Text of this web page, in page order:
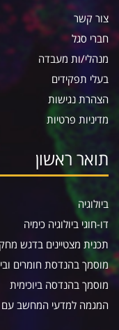
צור קשר
חברי סגל
מנהלי/ות מעבדה
בעלי תפקידים
הצהרת נגישות
מדיניות פרטיות
תואר ראשון
ביולוגיה
דו-חוגי ביולוגיה כימיה
תכנית מצטיינים בדגש
מוסמך בהנדסת חומרים
מוסמך בהנדסה ביוכימית
המגמה למדעי המחשב עם